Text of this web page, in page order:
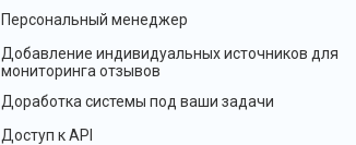
Персональный менеджер
Добавление индивидуальных источников для
мониторинга отзывов
Доработка системы под ваши задачи
Доступ к API